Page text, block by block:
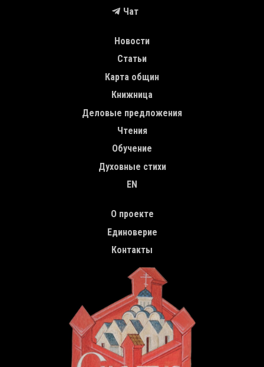
Чат
Новости
Статьи
Карта общин
Книжница
Деловые предложения
Чтения
Обучение
Духовные стихи
EN
О проекте
Единоверие
Контакты